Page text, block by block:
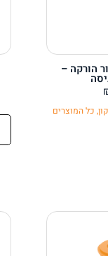
הורקה –
, כל המוצרים